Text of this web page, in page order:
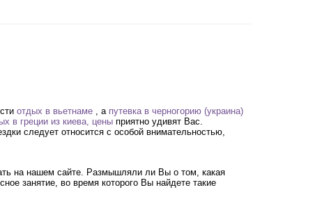
отдых в вьетнаме , а путевка в черногорию (украина)
в греции из киева, цены приятно удивят Вас.
следует относится с особой внимательностью,
на нашем сайте. Размышляли ли Вы о том, какая
занятие, во время которого Вы найдете такие